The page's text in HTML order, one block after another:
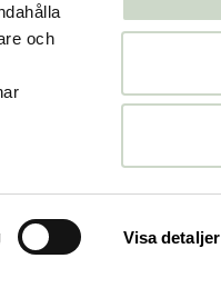
och
Visa detaljer